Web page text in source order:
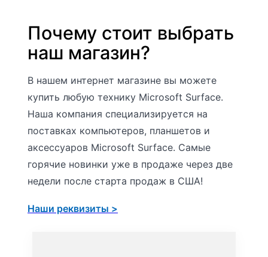
Почему стоит выбрать
наш магазин?
В нашем интернет магазине вы можете
купить любую технику Microsoft Surface.
Наша компания специализируется на
поставках компьютеров, планшетов и
аксессуаров Microsoft Surface. Самые
горячие новинки уже в продаже через две
недели после старта продаж в США!
Наши реквизиты >